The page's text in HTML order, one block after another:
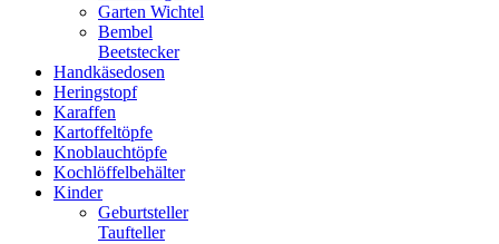
Garten Wichtel
Bembel
Beetstecker
Handkäsedosen
Heringstopf
Karaffen
Kartoffeltöpfe
Knoblauchtöpfe
Kochlöffelbehälter
Kinder
Geburtsteller
Taufteller